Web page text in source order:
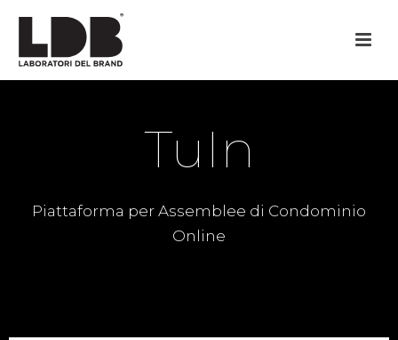
TuIn
Piattaforma per Assemblee di Condominio
Online